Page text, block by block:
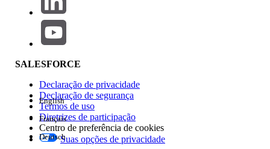
Impacto do recurso
Edição
SALESFORCE
Declaração de privacidade
Declaração de segurança
Termos de uso
Diretrizes de participação
Centro de preferência de cookies
Suas opções de privacidade
English
Français
Deutsch